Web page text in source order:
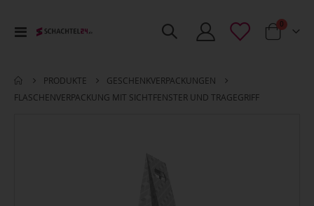
Toggle
Cart
0 Artikel
PRODUKTE
GESCHENK­VERPACKUNGEN
FLASCHENVERPACKUNG MIT SICHTFENSTER UND TRAGEGRIFF